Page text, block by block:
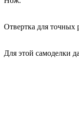
Отвертка для точных
Для этой самоделки